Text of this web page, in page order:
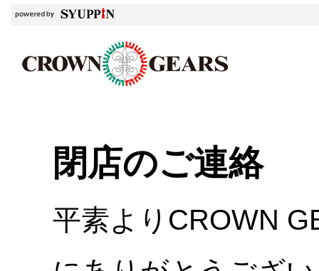
閉店のご連絡
平素よりCROWN